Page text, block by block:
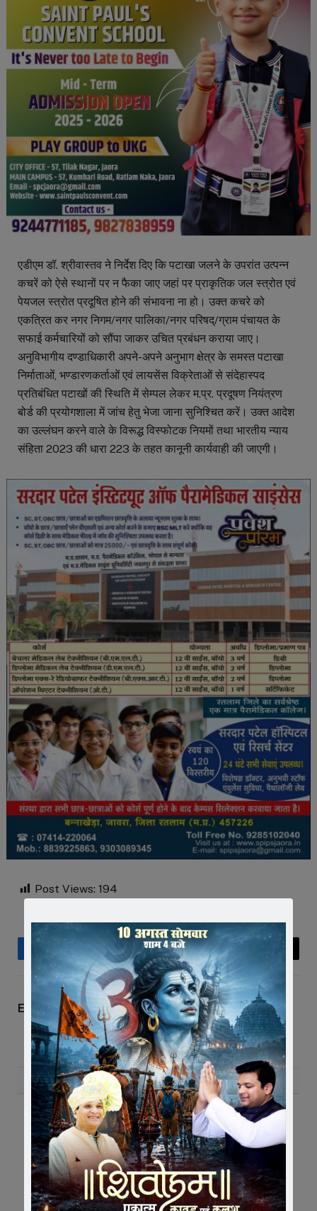
एडीएम डॉ. श्रीवास्तव ने निर्देश दिए कि पटाखा जलने के उपरांत उत्पन्न
कचरें को ऐसे स्थानों पर न फैका जाए जहां पर प्राकृतिक जल स्त्रोत एवं
पेयजल स्त्रोत प्रदूषित होने की संभावना ना हो। उक्त कचरे को
एकत्रित कर नगर निगम/नगर पालिका/नगर परिषद्/ग्राम पंचायत के
सफाई कर्मचारियों को सौंपा जाकर उचित प्रबंधन कराया जाए।
अनुविभागीय दण्डाधिकारी अपने-अपने अनुभाग क्षेत्र के समस्त पटाखा
निर्माताओं, भण्डारणकर्ताओं एवं लायसेंस विक्रेताओं से संदेहास्पद
प्रतिबंधित पटाखों की स्थिति में सेम्पल लेकर म.प्र. प्रदूषण नियंत्रण
बोर्ड की प्रयोगशाला में जांच हेतु भेजा जाना सुनिश्चित करें। उक्त आदेश
का उल्लंघन करने वाले के विरूद्ध विस्फोटक नियमों तथा भारतीय न्याय
संहिता 2023 की धारा 223 के तहत कानूनी कार्यवाही की जाएगी।
Post Views: 194
FacebookTwitter PinterestLinkedInTumblr Telegram Email
Editor
RELATEDPOSTS